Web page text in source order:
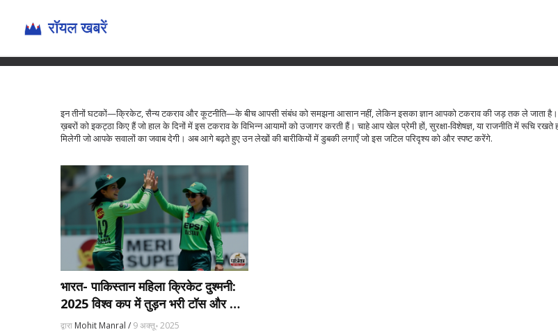
इन तीनों घटकों—क्रिकेट, सैन्य टकराव और कूटनीति—के बीच आपसी संबंध को समझना आसान नहीं, लेकिन इसका ज्ञान आपको टकराव की जड़ तक ले जाता है।
ख़बरों को इकट्ठा किए हैं जो हाल के दिनों में इस टकराव के विभिन्न आयामों को उजागर करती हैं। चाहे आप खेल प्रेमी हों, सुरक्षा‑विशेषज्ञ, या राजनीति में रूचि रखते
मिलेगी जो आपके सवालों का जवाब देगी। अब आगे बढ़ते हुए उन लेखों की बारीकियों में डुबकी लगाएँ जो इस जटिल परिदृश्य को और स्पष्ट करेंगे.
भारत- पाकिस्तान महिला क्रिकेट दुश्मनी:
2025 विश्व कप में तुड़न भरी टॉस और कोई
हैंडशेक नहीं
द्वारा Mohit Manral / 9 अक्तू॰ 2025